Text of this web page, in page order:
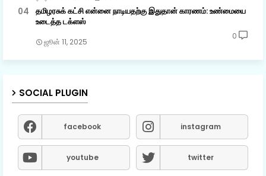
தமிழரசுக் கட்சி என்னை நாடியதற்கு இதுதான் காரணம்: உண்மையை
உடைத்த டக்ளஸ்
ஜூன் 11, 2025
0
SOCIAL PLUGIN
facebook instagram
youtube twitter